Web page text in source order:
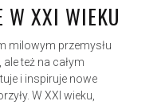
W XXI WIEKU
milowym przemysłu
też na całym
i inspiruje nowe
W XXI wieku,